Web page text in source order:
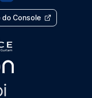
do Console